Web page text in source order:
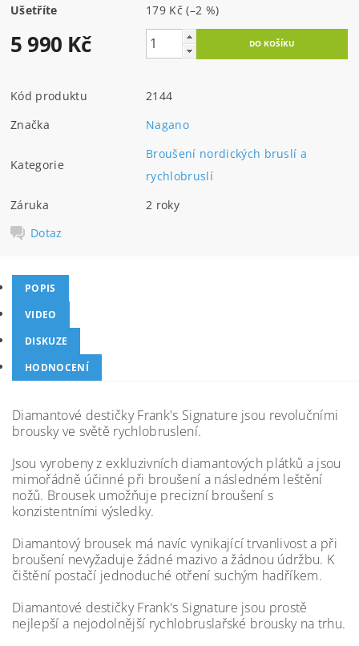
Ušetříte 179 Kč(–2 %)
5 990 Kč
Kód produktu
2144
Značka
Nagano
Kategorie
Broušení nordických bruslí a
rychlobruslí
Záruka
2 roky
Dotaz
POPIS
VIDEO
DISKUZE
HODNOCENÍ
Diamantové destičky Frank's Signature jsou revolučními
brousky ve světě rychlobruslení.
Jsou vyrobeny z exkluzivních diamantových plátků a jsou
mimořádně účinné při broušení a následném leštění
nožů. Brousek umožňuje precizní broušení s
konzistentními výsledky.
Diamantový brousek má navíc vynikající trvanlivost a při
broušení nevyžaduje žádné mazivo a žádnou údržbu. K
čištění postačí jednoduché otření suchým hadříkem.
Diamantové destičky Frank's Signature jsou prostě
nejlepší a nejodolnější rychlobruslařské brousky na trhu.